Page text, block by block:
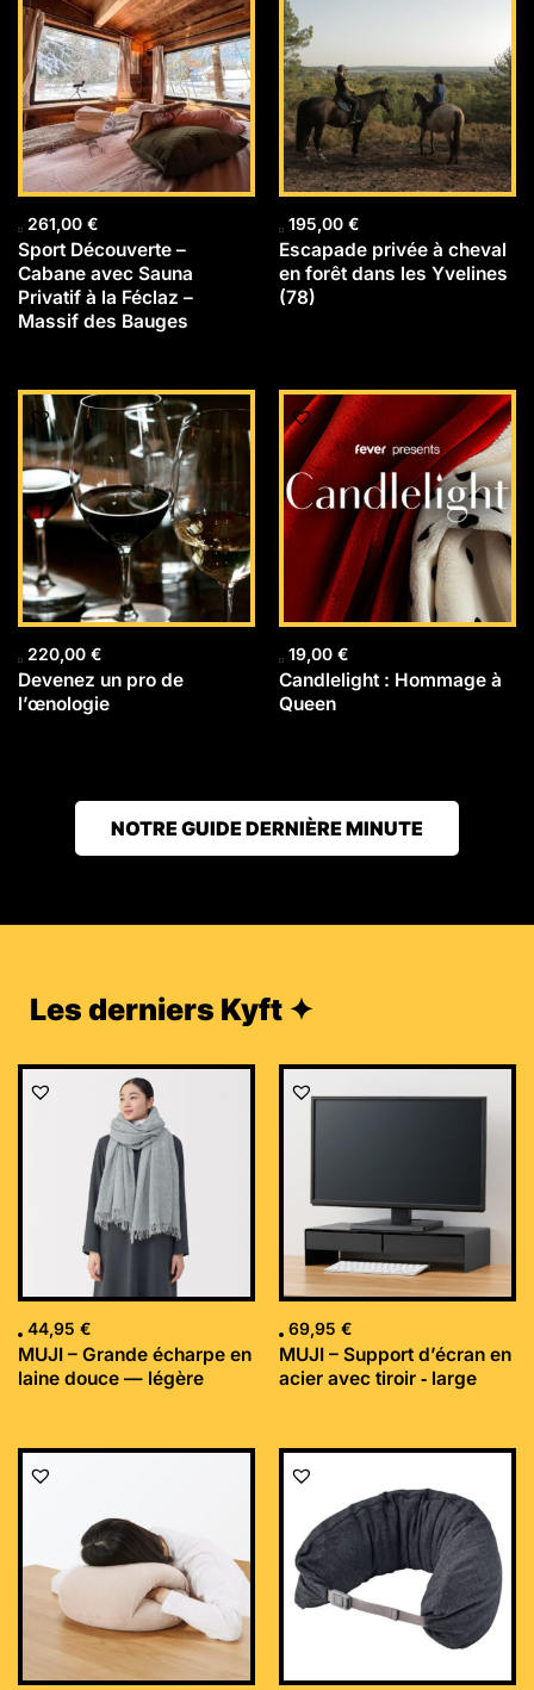
261,00 €
Sport Découverte –
Cabane avec Sauna
Privatif à la Féclaz –
Massif des Bauges
195,00 €
Escapade privée à cheval
en forêt dans les Yvelines
(78)
220,00 €
Devenez un pro de
l’œnologie
19,00 €
Candlelight : Hommage à
Queen
NOTRE GUIDE DERNIÈRE MINUTE
Les derniers Kyft ✦
44,95 €
MUJI – Grande écharpe en
laine douce — légère
69,95 €
MUJI – Support d’écran en
acier avec tiroir ‐ large